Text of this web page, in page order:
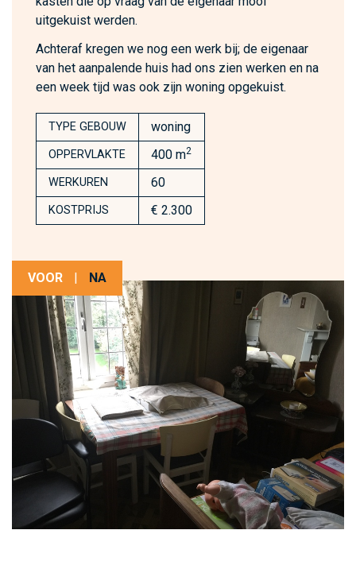
uitgekuist werden.
Achteraf kregen we nog een werk bij; de eigenaar
van het aanpalende huis had ons zien werken en na
een week tijd was ook zijn woning opgekuist.
TYPE GEBOUW woning
OPPERVLAKTE 400 m2
WERKUREN 60
KOSTPRIJS € 2.300
VOOR | NA